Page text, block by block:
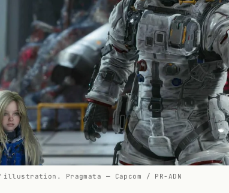
Pragmata — Capcom / PR-ADN